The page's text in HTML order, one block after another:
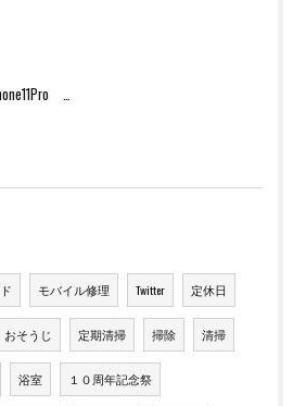
フロントパネル交換
モバイル修理 Twitter 定休日
おそうじ 定期清掃 掃除 清掃
浴室 １０周年記念祭